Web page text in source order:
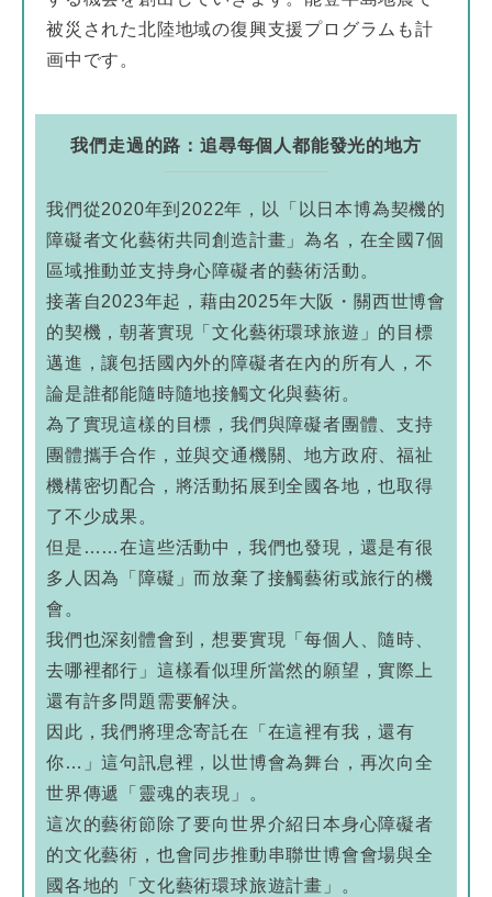
被災された北陸地域の復興支援プログラムも計
画中です。
我們走過的路：追尋每個人都能發光的地方
我們從2020年到2022年，以「以日本博為契機的
障礙者文化藝術共同創造計畫」為名，在全國7個
區域推動並支持身心障礙者的藝術活動。
接著自2023年起，藉由2025年大阪・關西世博會
的契機，朝著實現「文化藝術環球旅遊」的目標
邁進，讓包括國內外的障礙者在內的所有人，不
論是誰都能隨時隨地接觸文化與藝術。
為了實現這樣的目標，我們與障礙者團體、支持
團體攜手合作，並與交通機關、地方政府、福祉
機構密切配合，將活動拓展到全國各地，也取得
了不少成果。
但是……在這些活動中，我們也發現，還是有很
多人因為「障礙」而放棄了接觸藝術或旅行的機
會。
我們也深刻體會到，想要實現「每個人、隨時、
去哪裡都行」這樣看似理所當然的願望，實際上
還有許多問題需要解決。
因此，我們將理念寄託在「在這裡有我，還有
你…」這句訊息裡，以世博會為舞台，再次向全
世界傳遞「靈魂的表現」。
這次的藝術節除了要向世界介紹日本身心障礙者
的文化藝術，也會同步推動串聯世博會會場與全
國各地的「文化藝術環球旅遊計畫」。